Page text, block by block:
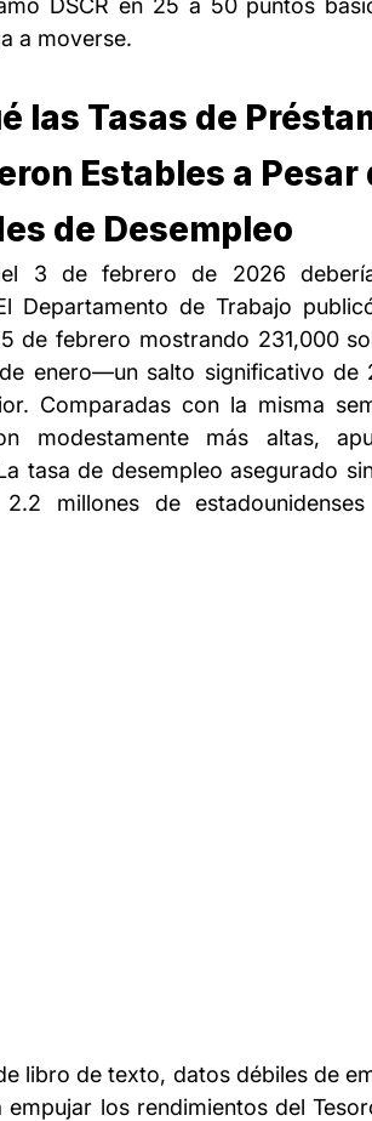
DSCR en 25 a 50 puntos
a moverse.
las Tasas de
Estables a Pesar
de Desempleo
3 de febrero de 2026
Departamento de Trabajo
de febrero mostrando 231,000
enero—un salto significativo
Comparadas con la misma
modestamente más altas,
tasa de desempleo asegurado
millones de
libro de texto, datos débiles de
empujar los rendimientos del